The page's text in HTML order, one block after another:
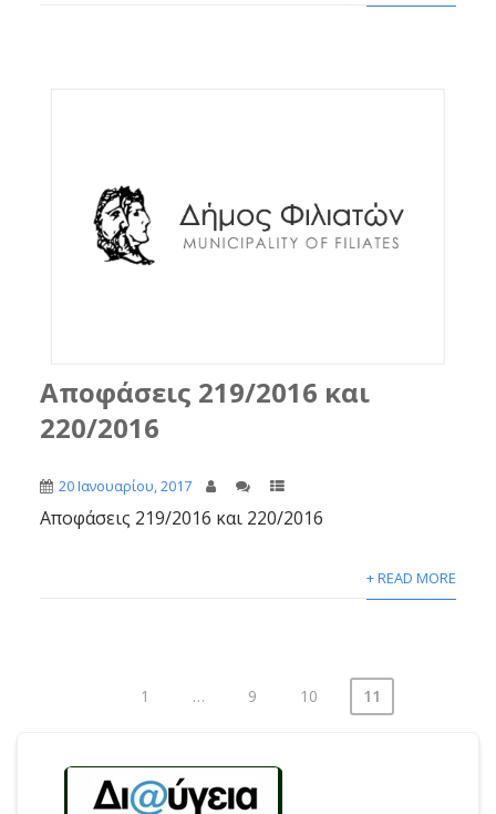
Αποφάσεις 219/2016 και
220/2016
20 Ιανουαρίου, 2017
Αποφάσεις 219/2016 και 220/2016
+ READ MORE
άρθρων
1 … 9 10 11